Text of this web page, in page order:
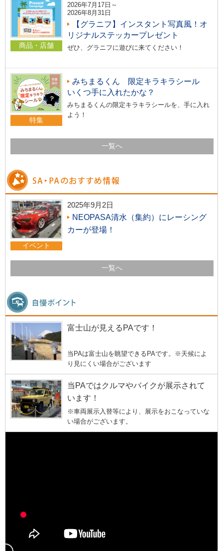
商品・店舗
2026年7月17日～
2026年8月31日
【グラニフ】インスタント写真風！オ
リジナルステッカープレゼント
ぜひ、グラニフに遊びに来てください！
特集
みちまるくん 限定キラキラシール
いくつ手に入れたかな？
みちまるくんの限定キラキラシールを、手に入れ
よう！
一覧へ
イベント
2025年9月2日
NEOPASA清水（集約）にレーシング
カーが登場！
一覧へ
富士山が見えるPAです！
当PAは富士山を眺望できるPAです。※天候によ
り見にくい場合がございます
当PAではクルマやバイクが展示されて
います！
※車両展示入替等により、展示をおこなっていな
い場合がございます。